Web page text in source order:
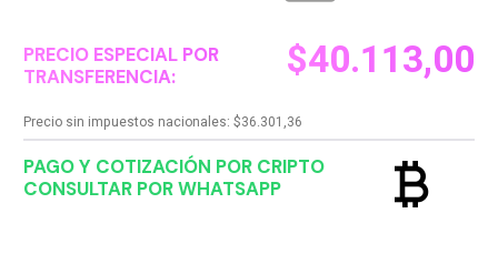
PRECIO ESPECIAL POR
TRANSFERENCIA:
$40.113,00
Precio sin impuestos nacionales: $36.301,36
PAGO Y COTIZACIÓN POR CRIPTO
CONSULTAR POR WHATSAPP
currency_bitcoin